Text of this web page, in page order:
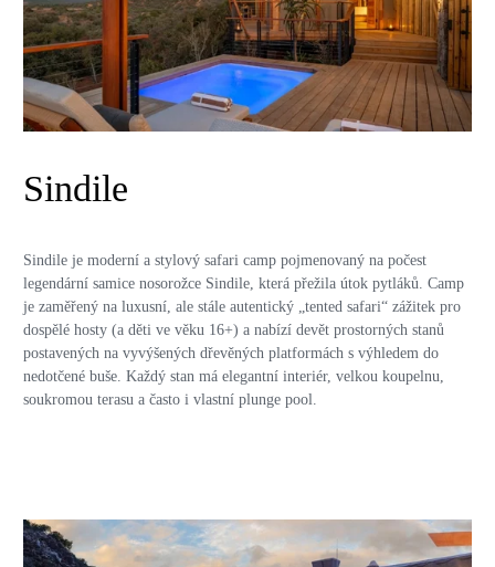
Sindile
Sindile je moderní a stylový safari camp pojmenovaný na počest
legendární samice nosorožce Sindile, která přežila útok pytláků. Camp
je zaměřený na luxusní, ale stále autentický „tented safari“ zážitek pro
dospělé hosty (a děti ve věku 16+) a nabízí devět prostorných stanů
postavených na vyvýšených dřevěných platformách s výhledem do
nedotčené buše. Každý stan má elegantní interiér, velkou koupelnu,
soukromou terasu a často i vlastní plunge pool.